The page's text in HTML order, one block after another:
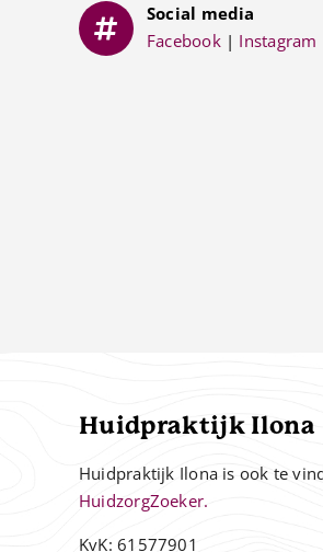
Social media
Facebook| Instagram
Huidpraktijk Ilona
Huidpraktijk Ilona is ook te
HuidzorgZoeker.
KvK: 61577901